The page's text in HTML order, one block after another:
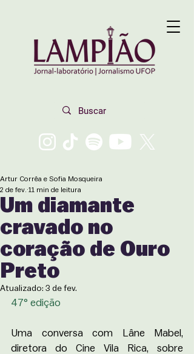
Um diamante
cravado no
coração de Ouro
Preto
Artur Corrêa e Sofia Mosqueira
2 de fev. 11 min de leitura
Atualizado: 3 de fev.
47° edição
Uma conversa com Lâne Mabel,
diretora do Cine Vila Rica, sobre